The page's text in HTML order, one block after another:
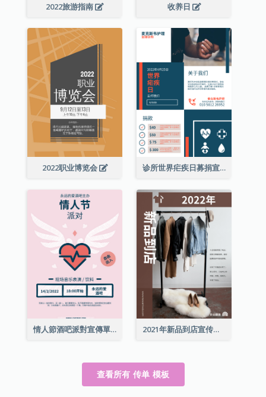
2022旅游指南 收养日
2022职业博览会 诊所世界疟疾日募捐宣传单张
情人節酒吧派對宣傳單張 2021年新品到店宣传单张
查看所有 传单 模板